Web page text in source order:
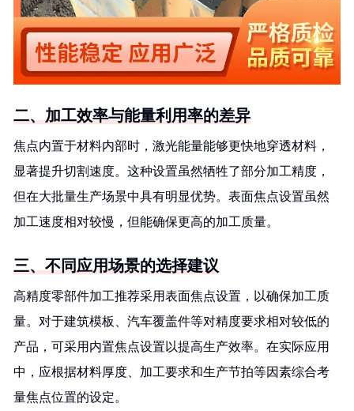
二、加工效率与能量利用率的差异
焦点内置于材料内部时，激光能量能够更快地穿透材料，
显著提升切割速度。这种设置虽然牺牲了部分加工精度，
但在大批量生产场景中具有明显优势。表面焦点设置虽然
加工速度相对较慢，但能确保更高的加工质量。
三、不同应用场景的选择建议
高精度零部件加工推荐采用表面焦点设置，以确保加工质
量。对于建筑模板、汽车覆盖件等对精度要求相对较低的
产品，可采用内置焦点设置以提高生产效率。在实际应用
中，应根据材料厚度、加工要求和生产节拍等因素综合考
量焦点位置的设定。